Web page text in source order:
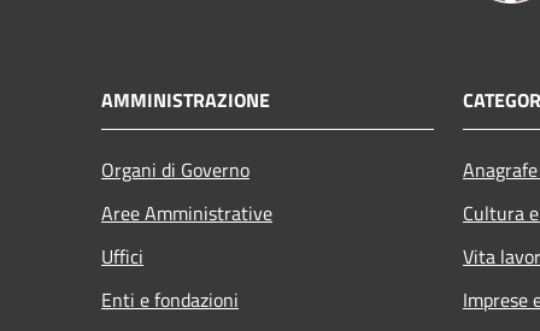
AMMINISTRAZIONE
Organi di Governo
Aree Amministrative
Uffici
Enti e fondazioni
Cultura
Vita
Imprese